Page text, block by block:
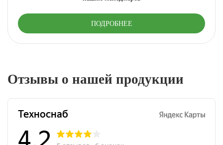
ПОДРОБНЕЕ
Отзывы о нашей продукции